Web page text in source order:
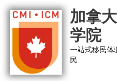
跳
加拿
学院
一站式移民体
民